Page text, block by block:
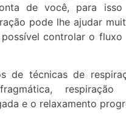
de você, para isso
pode lhe ajudar
controlar o fluxo
de técnicas de
respiração
e o relaxamento